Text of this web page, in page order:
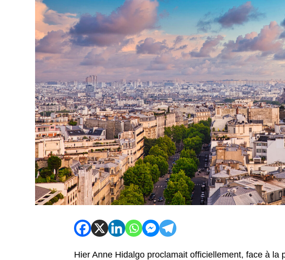
Hier Anne Hidalgo proclamait officiellement, face à la